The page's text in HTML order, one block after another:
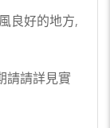
良好的地方,
請請詳見實